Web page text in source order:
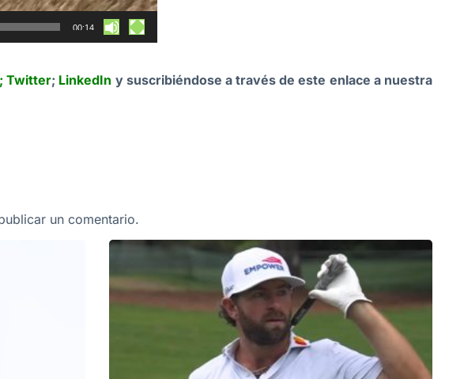
00:14
Twitter; LinkedIn y suscribiéndose a través de este enlace a nuestra
un comentario.